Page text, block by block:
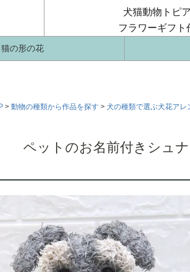
猫の形の花
犬猫動物トピ
フラワーギフト
動物の種類から作品を探す 犬の種類で選ぶ犬花アレ
ペットのお名前付きシュ